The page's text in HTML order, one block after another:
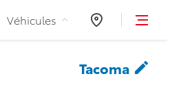
au contenu
Véhicules
Tacoma